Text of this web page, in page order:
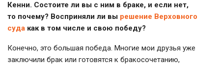
Кенни. Состоите ли вы с ним в браке, и если нет,
то почему? Восприняли ли вы решение Верховного
суда как в том числе и свою победу?
Конечно, это большая победа. Многие мои друзья уже
заключили брак или готовятся к бракосочетанию,